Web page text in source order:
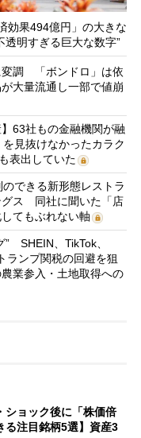
効果494億円」の大きな
明すぎる巨大な数字”
変調 「ボンドロ」は依
大量流通し一部で値崩
63社もの金融機関が融
見抜けなかったカラク
表出していた
できる新形態レストラ
グス 同社に聞いた「店
てもぶれない軸
” SHEIN、TikTok、
ランプ関税の回避を狙
業参入・土地取得への
ショック後に「株価倍
る注目銘柄5選】資産3